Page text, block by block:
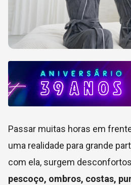
Passar muitas horas em
uma realidade para grande
com ela, surgem
pescoço, ombros, costas,